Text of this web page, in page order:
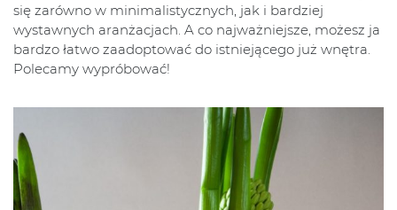
się zarówno w minimalistycznych, jak i bardziej
wystawnych aranżacjach. A co najważniejsze, możesz ja
bardzo łatwo zaadoptować do istniejącego już wnętra.
Polecamy wypróbować!